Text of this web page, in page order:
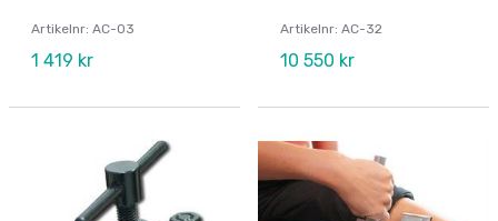
Artikelnr: AC-03
1 419 kr
Artikelnr: AC-32
10 550 kr